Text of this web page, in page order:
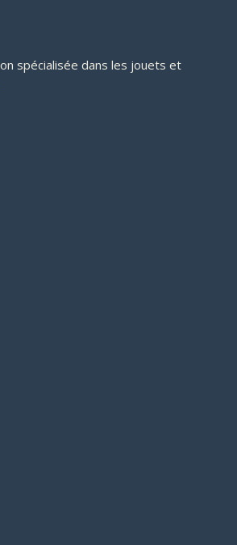
spécialisée dans les jouets et